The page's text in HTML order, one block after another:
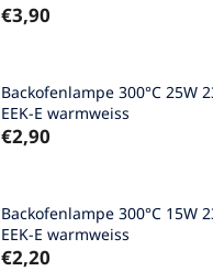
€3,90
Backofenlampe 300°C 25W
EEK-E warmweiss
€2,90
Backofenlampe 300°C 15W
EEK-E warmweiss
€2,20